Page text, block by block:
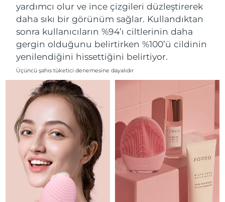
yardımcı olur ve ince çizgileri düzleştirerek
daha sıkı bir görünüm sağlar. Kullandıktan
sonra kullanıcıların %94’ı ciltlerinin daha
gergin olduğunu belirtirken %100’ü cildinin
yenilendiğini hissettiğini belirtiyor.
Üçüncü şahıs tüketici denemesine dayalıdır
Polonya Tahmini teslim tarihi8/11/26
Portekiz Tahmini teslim tarihi 8/10/26
Porto Riko Tahmini teslim tarihi
Katar Tahmini teslim tarihi8/11/26
Reunion Tahmini teslim tarihi
Romanya Tahmini teslim tarihi
Rusya Tahmini teslim tarihi8/18/26
Suudi Arabistan Tahmini teslim tarihi 8/11/26
Singapur